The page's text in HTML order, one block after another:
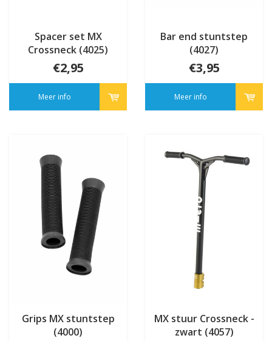
Spacer set MX
Crossneck (4025)
€2,95
Meer info
Bar end stuntstep
(4027)
€3,95
Meer info
Grips MX stuntstep
(4000)
MX stuur Crossneck -
zwart (4057)